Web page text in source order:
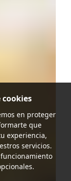
cookies
en proteger
que
experiencia,
servicios.